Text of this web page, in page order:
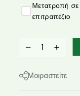
Μετατροπή σε
επιτραπέζιο
Μοιραστείτε